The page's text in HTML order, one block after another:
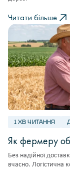
Читати більше
1 ХВ ЧИТАННЯ
Як фермеру
Без надійної
вчасно. Логістична